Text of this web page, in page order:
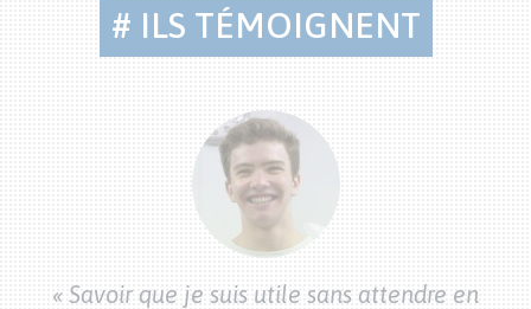
# ILS TÉMOIGNENT
« Savoir que je suis utile sans attendre en